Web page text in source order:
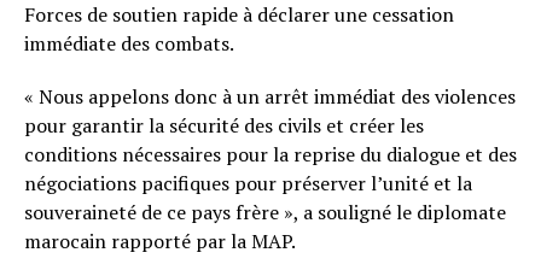
Forces de soutien rapide à déclarer une cessation
immédiate des combats.
« Nous appelons donc à un arrêt immédiat des violences
pour garantir la sécurité des civils et créer les
conditions nécessaires pour la reprise du dialogue et des
négociations pacifiques pour préserver l’unité et la
souveraineté de ce pays frère », a souligné le diplomate
marocain rapporté par la MAP.